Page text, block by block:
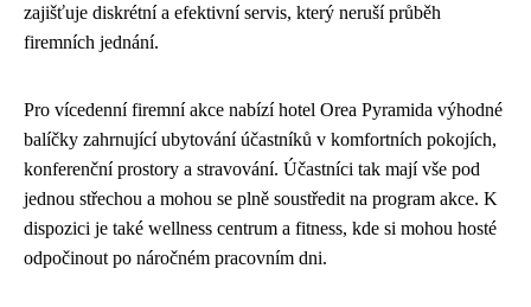
zajišťuje diskrétní a efektivní servis, který neruší průběh
firemních jednání.
Pro vícedenní firemní akce nabízí hotel Orea Pyramida výhodné
balíčky zahrnující ubytování účastníků v komfortních pokojích,
konferenční prostory a stravování. Účastníci tak mají vše pod
jednou střechou a mohou se plně soustředit na program akce. K
dispozici je také wellness centrum a fitness, kde si mohou hosté
odpočinout po náročném pracovním dni.